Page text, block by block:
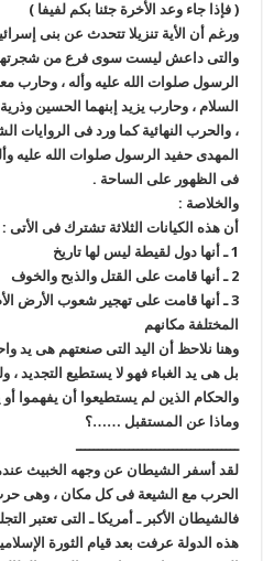
( فإذا جاء وعد الأخرة جئنا بكم لفيفا )
ورغم أن الأية تنزيلا تتحدث عن بنى
والتى داعش ليست سوى فرع من شجرتها
الرسول صلوات الله عليه وأله ، وحارب
السلام ، وحارب يزيد إبنهما الحسين
، والحرب النهائية كما ورد فى الروايات
المهدى حفيد الرسول صلوات الله عليه
فى الظهور على الساحة .
والخلاصة :
أن هذه الكيانات الثلاثة تشترك فى الأتى :
1 ـ أنها دول لقيطة ليس لها تاريخ
2 ـ أنها قامت على القتل والذبح والخوف
3 ـ أنها قامت على تهجير شعوب الأرض
المختلفة مكانهم
وهنا نلاحظ أن اليد التى صنعتهم هى يد
بل هى يد الغباء فهو لا يستطيع التجديد
والحكام الذين لم يستطيعوا أن يفهموا
وماذا عن المستقبل ……؟
ـــــــــــــــــــــــــــــــــــــ
لقد أسفر الشيطان عن وجهه الخبيث
الحرب مع الشيعة فى كل مكان ، وهى
فالشيطان الأكبر ـ أمريكا ـ التى تعتبر
هذه الدولة عرفت بعد قيام الثورة